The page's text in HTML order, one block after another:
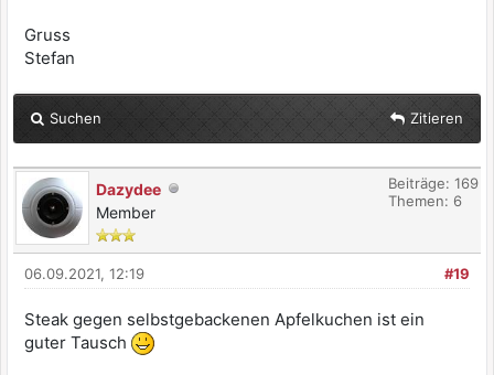
Gruss
Stefan
Suchen Zitieren
Dazydee
Member
Beiträge: 169
Themen: 6
#19
06.09.2021, 12:19
Steak gegen selbstgebackenen Apfelkuchen ist ein
guter Tausch